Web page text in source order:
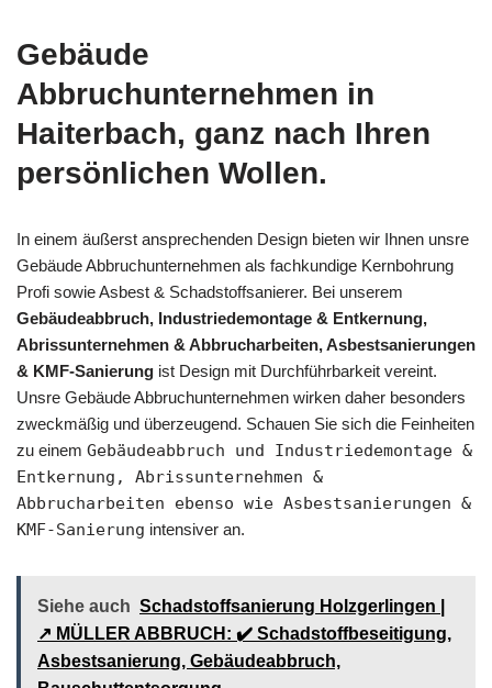
Gebäude
Abbruchunternehmen in
Haiterbach, ganz nach Ihren
persönlichen Wollen.
In einem äußerst ansprechenden Design bieten wir Ihnen unsre
Gebäude Abbruchunternehmen als fachkundige Kernbohrung
Profi sowie Asbest & Schadstoffsanierer. Bei unserem
Gebäudeabbruch, Industriedemontage & Entkernung,
Abrissunternehmen & Abbrucharbeiten, Asbestsanierungen
& KMF-Sanierung ist Design mit Durchführbarkeit vereint.
Unsre Gebäude Abbruchunternehmen wirken daher besonders
zweckmäßig und überzeugend. Schauen Sie sich die Feinheiten
zu einem Gebäudeabbruch und Industriedemontage &
Entkernung, Abrissunternehmen &
Abbrucharbeiten ebenso wie Asbestsanierungen &
KMF-Sanierung intensiver an.
Siehe auch Schadstoffsanierung Holzgerlingen |
↗️ MÜLLER ABBRUCH: ✔️ Schadstoffbeseitigung,
Asbestsanierung, Gebäudeabbruch,